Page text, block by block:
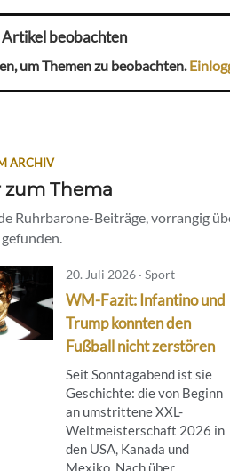
Artikel beobachten
um Themen zu beobachten.
ARCHIV
zum Thema
Ruhrbarone-Beiträge, vorrangig
20. Juli 2026 · Sport
WM-Fazit: Infantino und
Trump konnten den
Fußball nicht zerstören
Seit Sonntagabend ist sie
Geschichte: die von Beginn
an umstrittene XXL-
Weltmeisterschaft 2026 in
den USA, Kanada und
Mexiko. Nach über ...